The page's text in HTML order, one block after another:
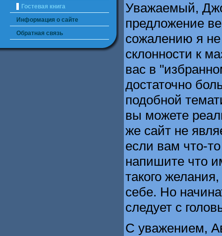
Гостевая книга
Информация о сайте
Обратная связь
Уважаемый,
предложение
сожалению я
склонности к
вас в
достаточно
подобной
вы можете
же сайт не
если вам что-
напишите что
такого
себе. Но
следует с
С уважением,